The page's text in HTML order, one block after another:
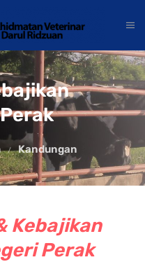
Kandungan
Kebajikan
Perak